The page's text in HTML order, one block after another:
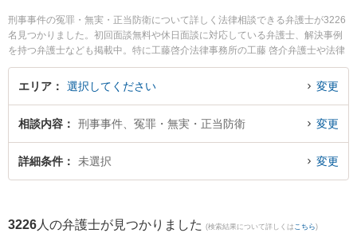
刑事事件の冤罪・無実・正当防衛について詳しく法律相談できる弁護士が3226
名見つかりました。初回面談無料や休日面談に対応している弁護士、解決事例
を持つ弁護士なども掲載中。特に工藤啓介法律事務所の工藤 啓介弁護士や法律
事務所ガリレオの加古 法史弁護士、弁護士法人植田法律会計の植田 諭弁護士の
プロフィール情報や弁護士費用、強みなどが注目されています。東京や大阪、
名古屋といった大都市圏の弁護士から福岡、札幌、仙台といった中核都市まで
い。『東京都内で土日や夜間に発生した冤罪・無実・正当防衛のトラブルを今
すぐに弁護士に相談したい』『冤罪・無実・正当防衛のトラブル解決の実績豊
富な大阪の弁護士を検索したい』『初回相談無料で冤罪・無実・正当防衛の問
エリア 選択してください 変更
相談内容 刑事事件、冤罪・無実・正当防衛 変更
詳細条件 未選択 変更
3226 人の弁護士が見つかりました (検索結果について詳しくは こちら)